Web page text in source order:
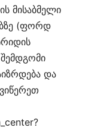
მისაბმელი
(ფორდ
და